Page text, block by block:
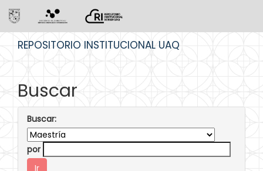
REPOSITORIO INSTITUCIONAL UAQ
Buscar
Buscar:
por